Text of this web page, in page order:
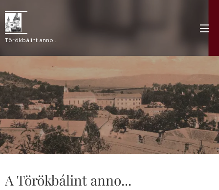
Törökbálint anno...
A Törökbálint anno...